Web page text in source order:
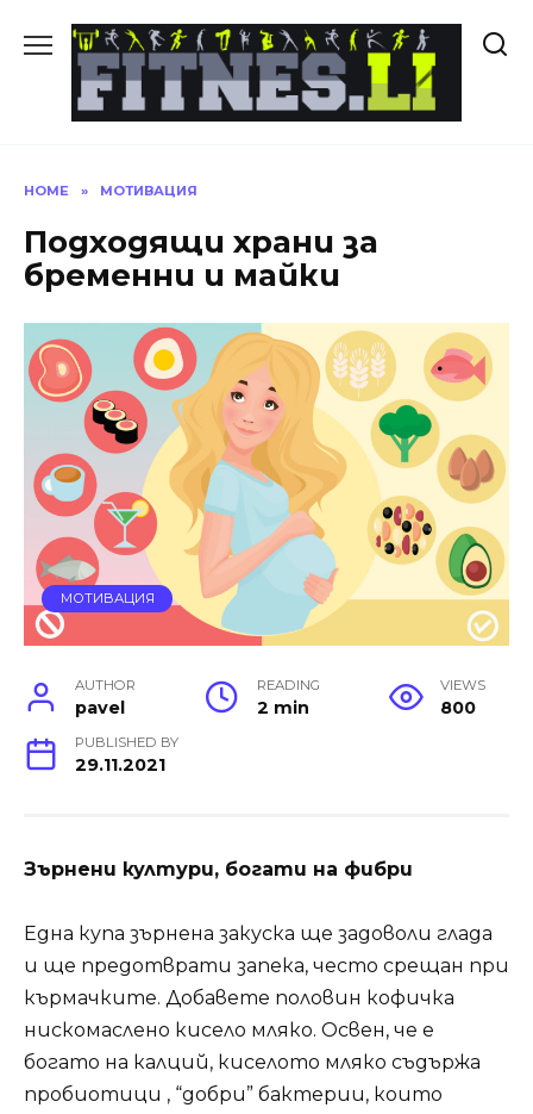
HOME » МОТИВАЦИЯ
Подходящи храни за
бременни и майки
МОТИВАЦИЯ
AUTHOR
pavel
READING
2 min
VIEWS
800
PUBLISHED BY
29.11.2021
Зърнени култури, богати на фибри
Една купа зърнена закуска ще задоволи глада
и ще предотврати запека, често срещан при
кърмачките. Добавете половин кофичка
нискомаслено кисело мляко. Освен, че е
богато на калций, киселото мляко съдържа
пробиотици , “добри” бактерии, които